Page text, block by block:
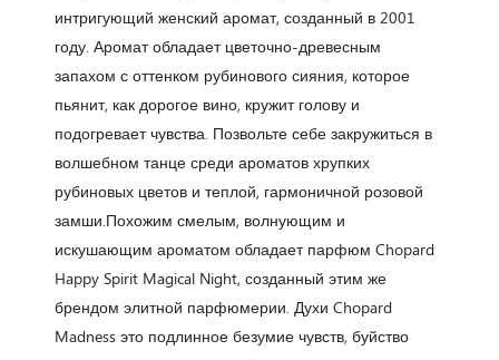
интригующий женский аромат, созданный в 2001
году. Аромат обладает цветочно-древесным
запахом с оттенком рубинового сияния, которое
пьянит, как дорогое вино, кружит голову и
подогревает чувства. Позвольте себе закружиться в
волшебном танце среди ароматов хрупких
рубиновых цветов и теплой, гармоничной розовой
замши.Похожим смелым, волнующим и
искушающим ароматом обладает парфюм Chopard
Happy Spirit Magical Night, созданный этим же
брендом элитной парфюмерии. Духи Chopard
Madness это подлинное безумие чувств, буйство